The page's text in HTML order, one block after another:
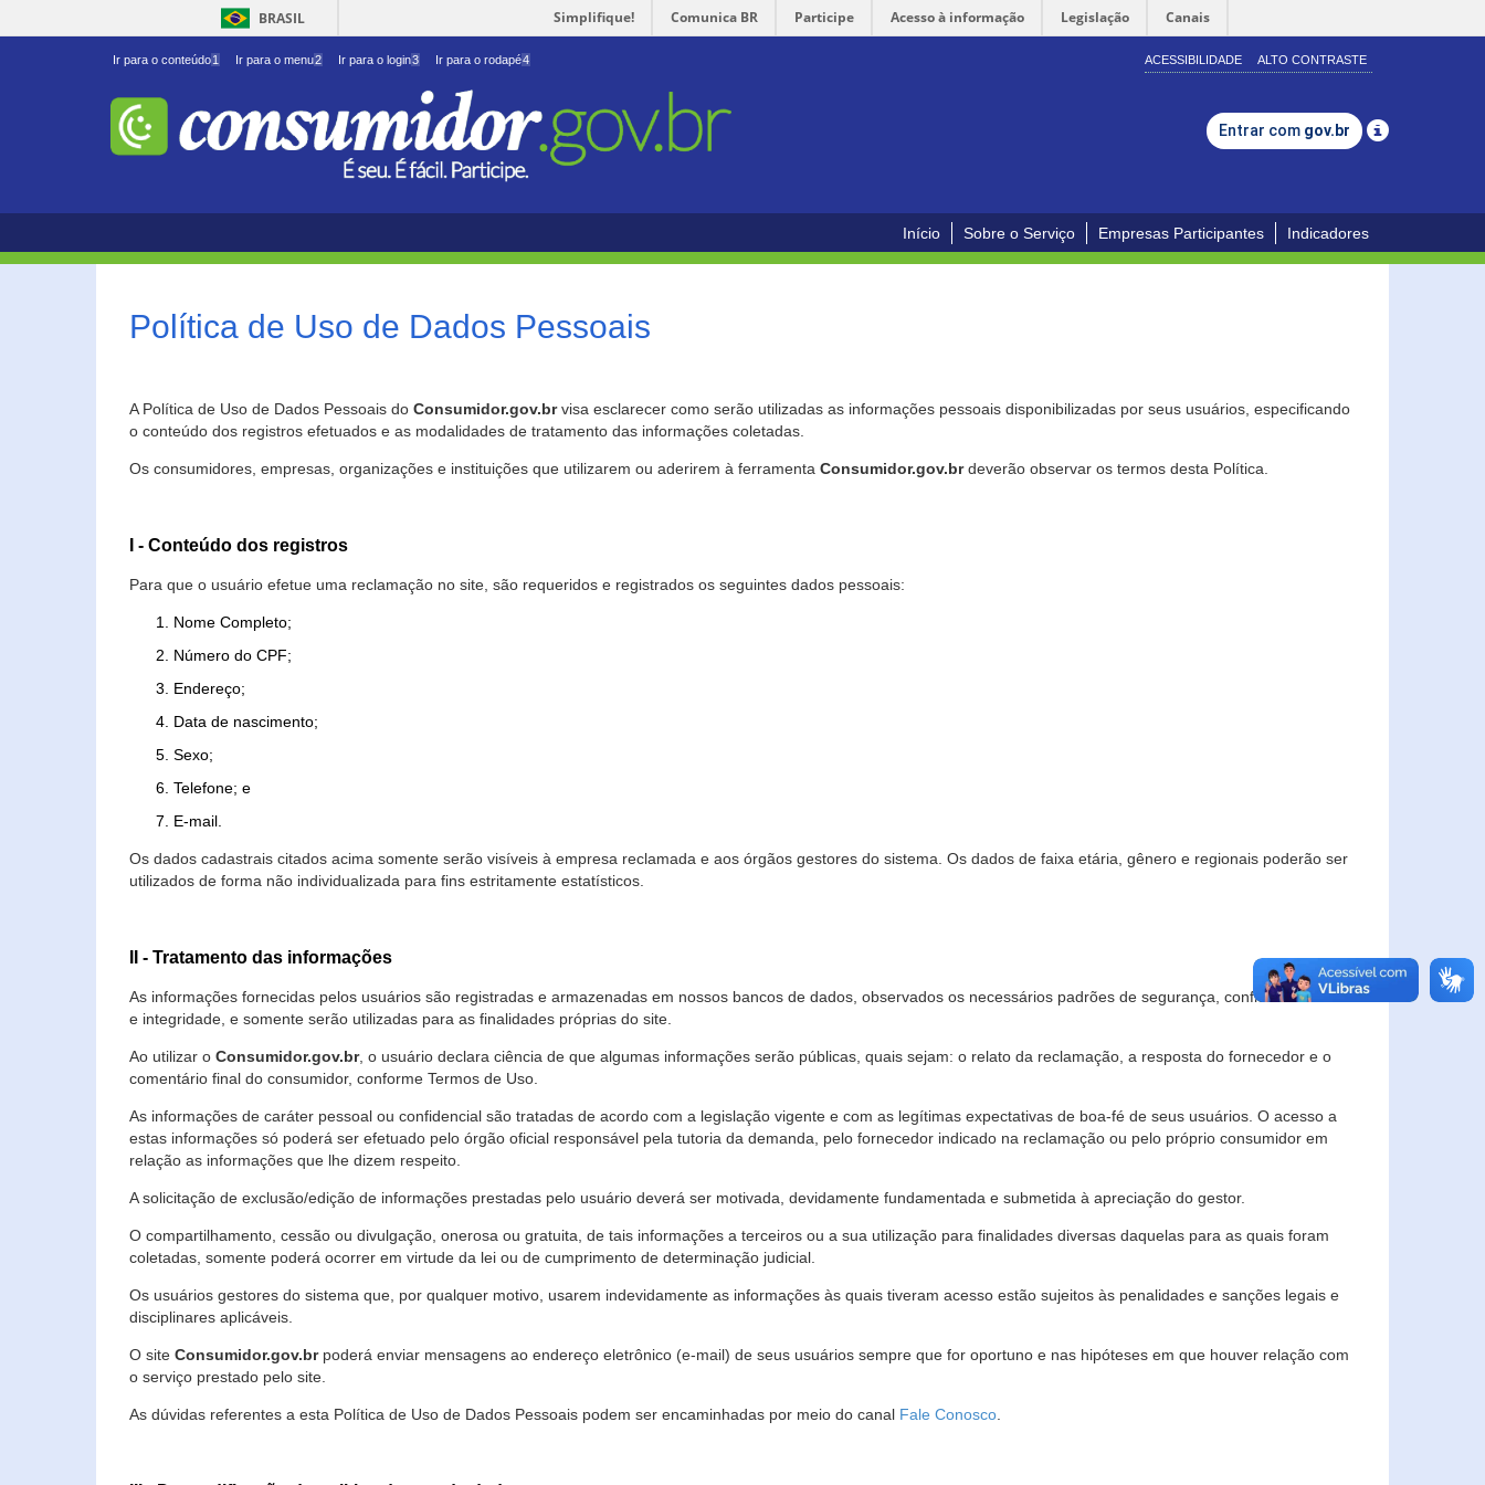
BRASIL Simplifique! Comunica BR Participe Acesso à informação Legislação Canais
Ir para o conteúdo1 Ir para o menu2 Ir para o login3 Ir para o rodapé4 ACESSIBILIDADE ALTO CONTRASTE
Entrar com gov.br
Início Sobre o Serviço Empresas Participantes Indicadores
Política de Uso de Dados Pessoais
A Política de Uso de Dados Pessoais do Consumidor.gov.brvisa esclarecer como serão utilizadas as informações pessoais disponibilizadas por seus usuários, especificando
o conteúdo dos registros efetuados e as modalidades de tratamento das informações coletadas.
Os consumidores, empresas, organizações e instituições que utilizarem ou aderirem à ferramenta Consumidor.gov.brdeverão observar os termos desta Política.
I - Conteúdo dos registros
Para que o usuário efetue uma reclamação no site, são requeridos e registrados os seguintes dados pessoais:
Nome Completo;
Número do CPF;
Endereço;
Data de nascimento;
Sexo;
Telefone; e
E-mail.
Os dados cadastrais citados acima somente serão visíveis à empresa reclamada e aos órgãos gestores do sistema. Os dados de faixa etária, gênero e regionais poderão ser
utilizados de forma não individualizada para fins estritamente estatísticos.
II - Tratamento das informações
As informações fornecidas pelos usuários são registradas e armazenadas em nossos bancos de dados, observados os necessários padrões de segurança, confidencialidade
e integridade, e somente serão utilizadas para as finalidades próprias do site.
Ao utilizar o Consumidor.gov.br, o usuário declara ciência de que algumas informações serão públicas, quais sejam: o relato da reclamação, a resposta do fornecedor e o
comentário final do consumidor, conforme Termos de Uso.
As informações de caráter pessoal ou confidencial são tratadas de acordo com a legislação vigente e com as legítimas expectativas de boa-fé de seus usuários. O acesso a
estas informações só poderá ser efetuado pelo órgão oficial responsável pela tutoria da demanda, pelo fornecedor indicado na reclamação ou pelo próprio consumidor em
relação as informações que lhe dizem respeito.
A solicitação de exclusão/edição de informações prestadas pelo usuário deverá ser motivada, devidamente fundamentada e submetida à apreciação do gestor.
O compartilhamento, cessão ou divulgação, onerosa ou gratuita, de tais informações a terceiros ou a sua utilização para finalidades diversas daquelas para as quais foram
coletadas, somente poderá ocorrer em virtude da lei ou de cumprimento de determinação judicial.
Os usuários gestores do sistema que, por qualquer motivo, usarem indevidamente as informações às quais tiveram acesso estão sujeitos às penalidades e sanções legais e
disciplinares aplicáveis.
O site Consumidor.gov.brpoderá enviar mensagens ao endereço eletrônico (e-mail) de seus usuários sempre que for oportuno e nas hipóteses em que houver relação com
o serviço prestado pelo site.
As dúvidas referentes a esta Política de Uso de Dados Pessoais podem ser encaminhadas por meio do canal Fale Conosco